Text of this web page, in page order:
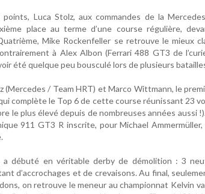
Luca Stolz, aux commandes de la
place au terme d’une course régulière,
Mike Rockenfeller se retrouve le mieux
à Alex Albon (Ferrari 488 GT3 de
été quelque peu bousculé lors de plusieurs
(Mercedes / Team HRT) et Marco Wittmann, le
complète le Top 6 de cette course réunissant 23
le plus élevé depuis de nombreuses années aussi
911 GT3 R inscrite, pour Michael
a débuté en véritable derby de démolition : 3
d’accrochages et de crevaisons. Au final,
on retrouve le meneur au championnat Kelvin